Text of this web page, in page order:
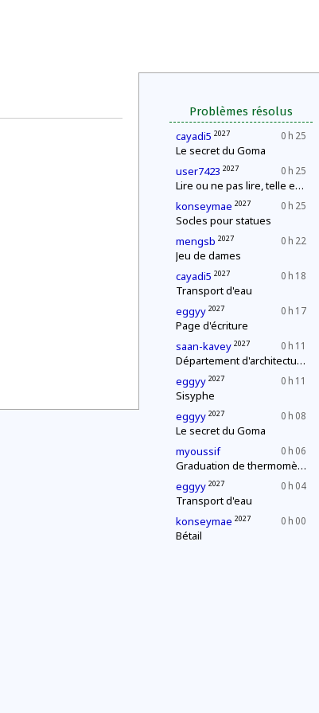
Problèmes résolus
0 h 25
cayadi5 2027
Le secret du Goma
0 h 25
user7423 2027
Lire ou ne pas lire, telle est la question
0 h 25
konseymae 2027
Socles pour statues
0 h 22
mengsb 2027
Jeu de dames
0 h 18
cayadi5 2027
Transport d'eau
0 h 17
eggyy 2027
Page d'écriture
0 h 11
saan-kavey 2027
Département d'architecture : construction d'une pyramide
0 h 11
eggyy 2027
Sisyphe
0 h 08
eggyy 2027
Le secret du Goma
0 h 06
myoussif
Graduation de thermomètres
0 h 04
eggyy 2027
Transport d'eau
0 h 00
konseymae 2027
Bétail